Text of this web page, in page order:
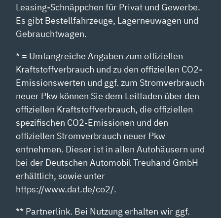
Leasing-Schnäppchen für Privat und Gewerbe.
Es gibt Bestellfahrzeuge, Lagerneuwagen und
Gebrauchtwagen.
* = Umfangreiche Angaben zum offiziellen
Kraftstoffverbrauch und zu den offiziellen CO2-
Emissionswerten und ggf. zum Stromverbrauch
neuer Pkw können Sie dem Leitfaden über den
offiziellen Kraftstoffverbrauch, die offiziellen
spezifischen CO2-Emissionen und den
offiziellen Stromverbrauch neuer Pkw
entnehmen. Dieser ist in allen Autohäusern und
bei der Deutschen Automobil Treuhand GmbH
erhältlich, sowie unter
https://www.dat.de/co2/.
** Partnerlink. Bei Nutzung erhalten wir ggf.